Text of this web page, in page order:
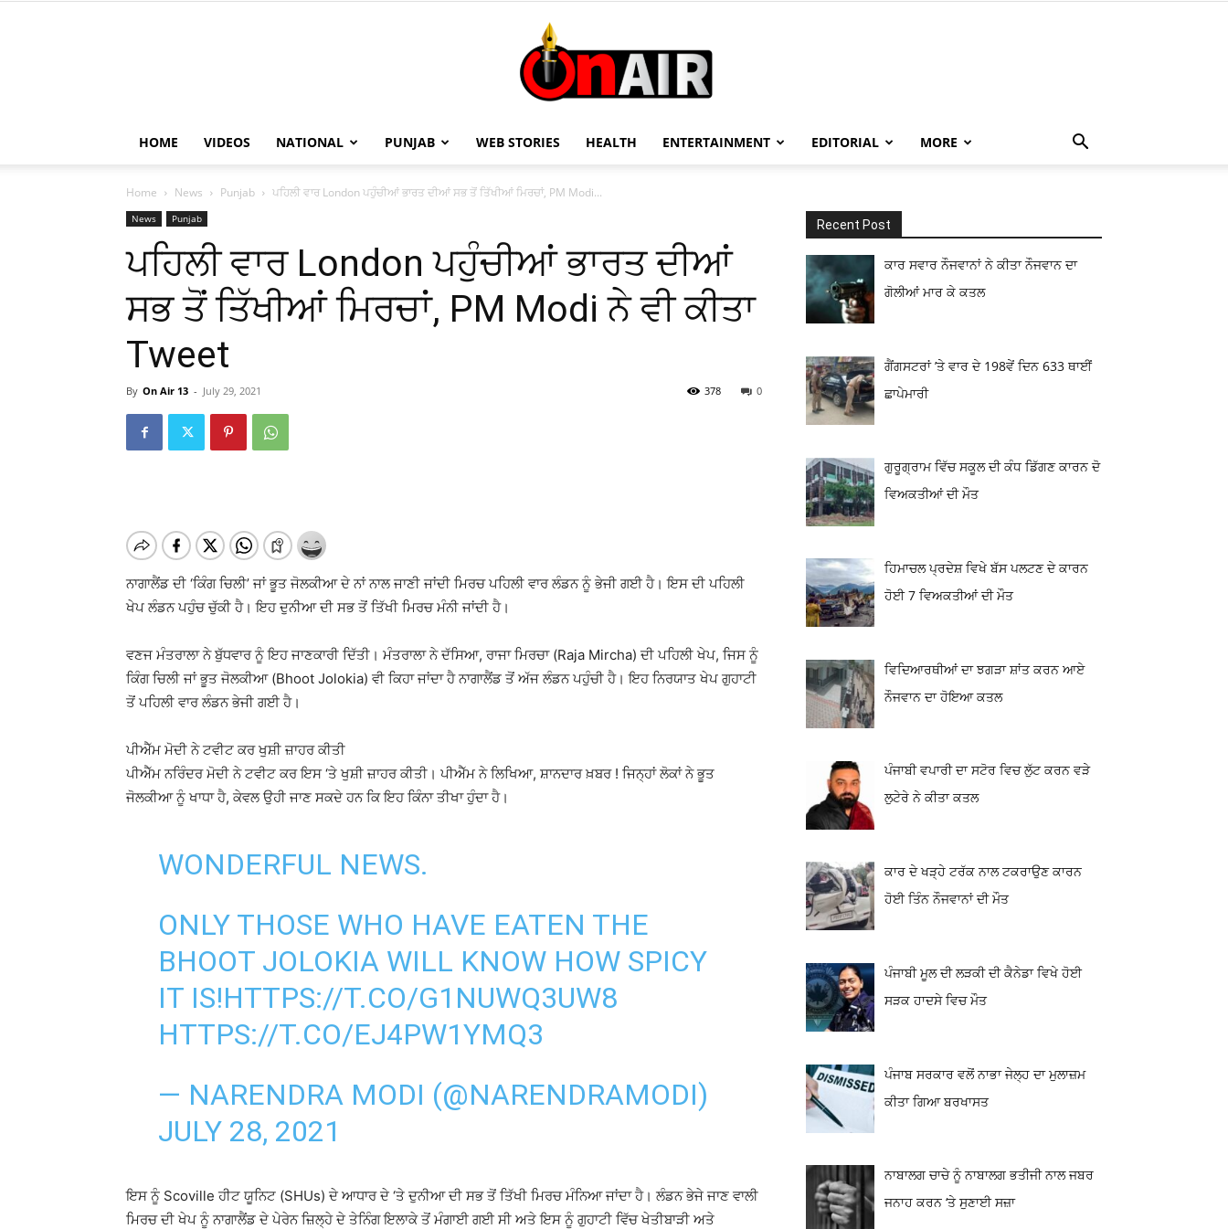
Air
HOME VIDEOS NATIONAL PUNJAB WEB STORIES HEALTH ENTERTAINMENT EDITORIAL MORE
Home News Punjab ਪਹਿਲੀ ਵਾਰ London ਪਹੁੰਚੀਆਂ ਭਾਰਤ ਦੀਆਂ ਸਭ ਤੋਂ ਤਿੱਖੀਆਂ ਮਿਰਚਾਂ, PM Modi...
News Punjab
ਪਹਿਲੀ ਵਾਰ London ਪਹੁੰਚੀਆਂ ਭਾਰਤ ਦੀਆਂ
ਸਭ ਤੋਂ ਤਿੱਖੀਆਂ ਮਿਰਚਾਂ, PM Modi ਨੇ ਵੀ ਕੀਤਾ
Tweet
By On Air 13 - July 29, 2021 0
378
ਨਾਗਾਲੈਂਡ ਦੀ ‘ਕਿੰਗ ਚਿਲੀ’ ਜਾਂ ਭੂਤ ਜੋਲਕੀਆ ਦੇ ਨਾਂ ਨਾਲ ਜਾਣੀ ਜਾਂਦੀ ਮਿਰਚ ਪਹਿਲੀ ਵਾਰ ਲੰਡਨ ਨੂੰ ਭੇਜੀ ਗਈ ਹੈ। ਇਸ ਦੀ ਪਹਿਲੀ
ਖੇਪ ਲੰਡਨ ਪਹੁੰਚ ਚੁੱਕੀ ਹੈ। ਇਹ ਦੁਨੀਆ ਦੀ ਸਭ ਤੋਂ ਤਿੱਖੀ ਮਿਰਚ ਮੰਨੀ ਜਾਂਦੀ ਹੈ।
ਵਣਜ ਮੰਤਰਾਲਾ ਨੇ ਬੁੱਧਵਾਰ ਨੂੰ ਇਹ ਜਾਣਕਾਰੀ ਦਿੱਤੀ। ਮੰਤਰਾਲਾ ਨੇ ਦੱਸਿਆ, ਰਾਜਾ ਮਿਰਚਾ (Raja Mircha) ਦੀ ਪਹਿਲੀ ਖੇਪ, ਜਿਸ ਨੂੰ
ਕਿੰਗ ਚਿਲੀ ਜਾਂ ਭੂਤ ਜੋਲਕੀਆ (Bhoot Jolokia) ਵੀ ਕਿਹਾ ਜਾਂਦਾ ਹੈ ਨਾਗਾਲੈਂਡ ਤੋਂ ਅੱਜ ਲੰਡਨ ਪਹੁੰਚੀ ਹੈ। ਇਹ ਨਿਰਯਾਤ ਖੇਪ ਗੁਹਾਟੀ
ਤੋਂ ਪਹਿਲੀ ਵਾਰ ਲੰਡਨ ਭੇਜੀ ਗਈ ਹੈ।
ਪੀਐੱਮ ਮੋਦੀ ਨੇ ਟਵੀਟ ਕਰ ਖੁਸ਼ੀ ਜ਼ਾਹਰ ਕੀਤੀ
ਪੀਐੱਮ ਨਰਿੰਦਰ ਮੋਦੀ ਨੇ ਟਵੀਟ ਕਰ ਇਸ ‘ਤੇ ਖੁਸ਼ੀ ਜ਼ਾਹਰ ਕੀਤੀ। ਪੀਐੱਮ ਨੇ ਲਿਖਿਆ, ਸ਼ਾਨਦਾਰ ਖ਼ਬਰ ! ਜਿਨ੍ਹਾਂ ਲੋਕਾਂ ਨੇ ਭੂਤ
ਜੋਲਕੀਆ ਨੂੰ ਖਾਧਾ ਹੈ, ਕੇਵਲ ਉਹੀ ਜਾਣ ਸਕਦੇ ਹਨ ਕਿ ਇਹ ਕਿੰਨਾ ਤੀਖਾ ਹੁੰਦਾ ਹੈ।
WONDERFUL NEWS.
ONLY THOSE WHO HAVE EATEN THE
BHOOT JOLOKIA WILL KNOW HOW SPICY
IT IS!HTTPS://T.CO/G1NUWQ3UW8
HTTPS://T.CO/EJ4PW1YMQ3
— NARENDRA MODI (@NARENDRAMODI)
JULY 28, 2021
ਇਸ ਨੂੰ Scoville ਹੀਟ ਯੂਨਿਟ (SHUs) ਦੇ ਆਧਾਰ ਦੇ ‘ਤੇ ਦੁਨੀਆ ਦੀ ਸਭ ਤੋਂ ਤਿੱਖੀ ਮਿਰਚ ਮੰਨਿਆ ਜਾਂਦਾ ਹੈ। ਲੰਡਨ ਭੇਜੇ ਜਾਣ ਵਾਲੀ
ਮਿਰਚ ਦੀ ਖੇਪ ਨੂੰ ਨਾਗਾਲੈਂਡ ਦੇ ਪੇਰੇਨ ਜ਼ਿਲ੍ਹੇ ਦੇ ਤੇਨਿੰਗ ਇਲਾਕੇ ਤੋਂ ਮੰਗਾਈ ਗਈ ਸੀ ਅਤੇ ਇਸ ਨੂੰ ਗੁਹਾਟੀ ਵਿੱਚ ਖੇਤੀਬਾੜੀ ਅਤੇ
Recent Post
ਕਾਰ ਸਵਾਰ ਨੌਜਵਾਨਾਂ ਨੇ ਕੀਤਾ ਨੌਜਵਾਨ ਦਾ
ਗੋਲੀਆਂ ਮਾਰ ਕੇ ਕਤਲ
ਗੈਂਗਸਟਰਾਂ ’ਤੇ ਵਾਰ ਦੇ 198ਵੇਂ ਦਿਨ 633 ਥਾਈਂ
ਛਾਪੇਮਾਰੀ
ਗੁਰੂਗ੍ਰਾਮ ਵਿੱਚ ਸਕੂਲ ਦੀ ਕੰਧ ਡਿੱਗਣ ਕਾਰਨ ਦੋ
ਵਿਅਕਤੀਆਂ ਦੀ ਮੌਤ
ਹਿਮਾਚਲ ਪ੍ਰਦੇਸ਼ ਵਿਖੇ ਬੱਸ ਪਲਟਣ ਦੇ ਕਾਰਨ
ਹੋਈ 7 ਵਿਅਕਤੀਆਂ ਦੀ ਮੌਤ
ਵਿਦਿਆਰਥੀਆਂ ਦਾ ਝਗੜਾ ਸ਼ਾਂਤ ਕਰਨ ਆਏ
ਨੌਜਵਾਨ ਦਾ ਹੋਇਆ ਕਤਲ
ਪੰਜਾਬੀ ਵਪਾਰੀ ਦਾ ਸਟੋਰ ਵਿਚ ਲੁੱਟ ਕਰਨ ਵੜੇ
ਲੁਟੇਰੇ ਨੇ ਕੀਤਾ ਕਤਲ
ਕਾਰ ਦੇ ਖੜ੍ਹੇ ਟਰੱਕ ਨਾਲ ਟਕਰਾਉਣ ਕਾਰਨ
ਹੋਈ ਤਿੰਨ ਨੌਜਵਾਨਾਂ ਦੀ ਮੌਤ
ਪੰਜਾਬੀ ਮੂਲ ਦੀ ਲੜਕੀ ਦੀ ਕੈਨੇਡਾ ਵਿਖੇ ਹੋਈ
ਸੜਕ ਹਾਦਸੇ ਵਿਚ ਮੌਤ
ਪੰਜਾਬ ਸਰਕਾਰ ਵਲੋਂ ਨਾਭਾ ਜੇਲ੍ਹ ਦਾ ਮੁਲਾਜ਼ਮ
ਕੀਤਾ ਗਿਆ ਬਰਖਾਸਤ
ਨਾਬਾਲਗ ਚਾਚੇ ਨੂੰ ਨਾਬਾਲਗ ਭਤੀਜੀ ਨਾਲ ਜਬਰ
ਜਨਾਹ ਕਰਨ ‘ਤੇ ਸੁਣਾਈ ਸਜ਼ਾ